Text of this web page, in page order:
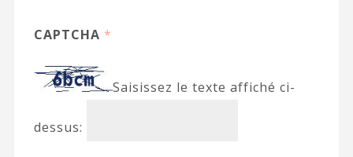
CAPTCHA *
Saisissez le texte affiché ci-
dessus: